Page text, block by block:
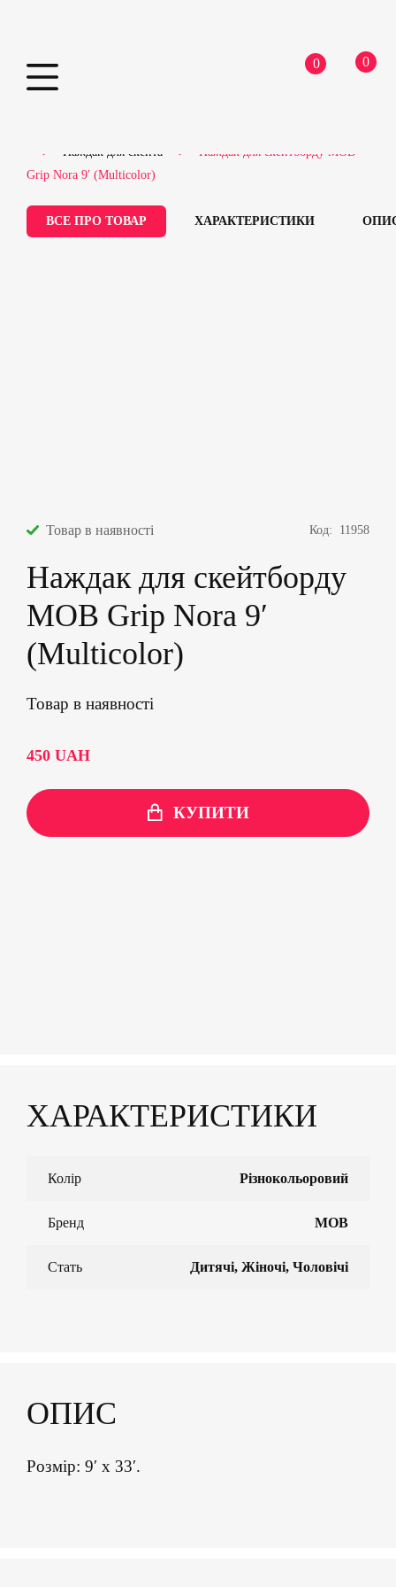
content
0 0
Наждак для скейта
Наждак для скейтборду MOB
Grip Nora 9′ (Multicolor)
ВСЕ ПРО ТОВАР ХАРАКТЕРИСТИКИ
Товар в наявності Код: 11958
Наждак для скейтборду
MOB Grip Nora 9′
(Multicolor)
Товар в наявності
450 UAH
КУПИТИ
ХАРАКТЕРИСТИКИ
Колір Різнокольоровий
Бренд MOB
Стать Дитячі, Жіночі, Чоловічі
ОПИС
Розмір: 9′ х 33′.